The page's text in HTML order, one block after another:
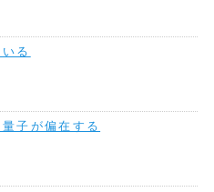
る
子が偏在する